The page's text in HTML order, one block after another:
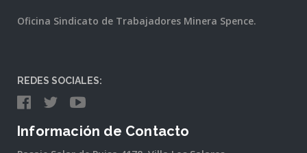
Oficina Sindicato de Trabajadores Minera Spence.
REDES SOCIALES:
Información de Contacto